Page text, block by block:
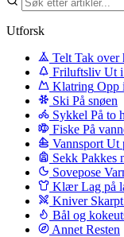
Utforsk
Telt Tak over
Friluftsliv Ut i
Klatring Opp
Ski På snøen
Sykkel På to
Fiske På
Vannsport Ut
Sekk Pakkes
Sovepose
Klær Lag på
Kniver
Bål og
Annet Resten